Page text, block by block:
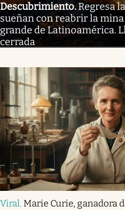
Descubrimiento.Regresa
sueñan con reabrir la
grande de Latinoamérica.
cerrada
Viral. Marie Curie, ganadora